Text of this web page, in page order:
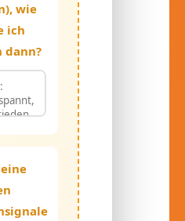
wie
ich
dann?